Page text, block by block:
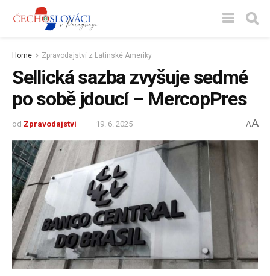
Home Zpravodajství z Latinské Ameriky
Sellická sazba zvyšuje sedmé
po sobě jdoucí – MercopPres
od Zpravodajství 19. 6. 2025 AA